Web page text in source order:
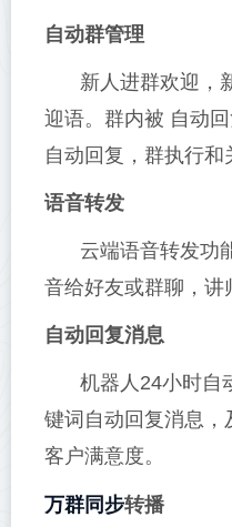
自动群管理
新人进群欢迎，
迎语。群内被 自动
自动回复，群执行和
语音转发
云端语音转发功
音给好友或群聊，讲
自动回复消息
机器人24小时自
键词自动回复消息，
客户满意度。
万群同步转播